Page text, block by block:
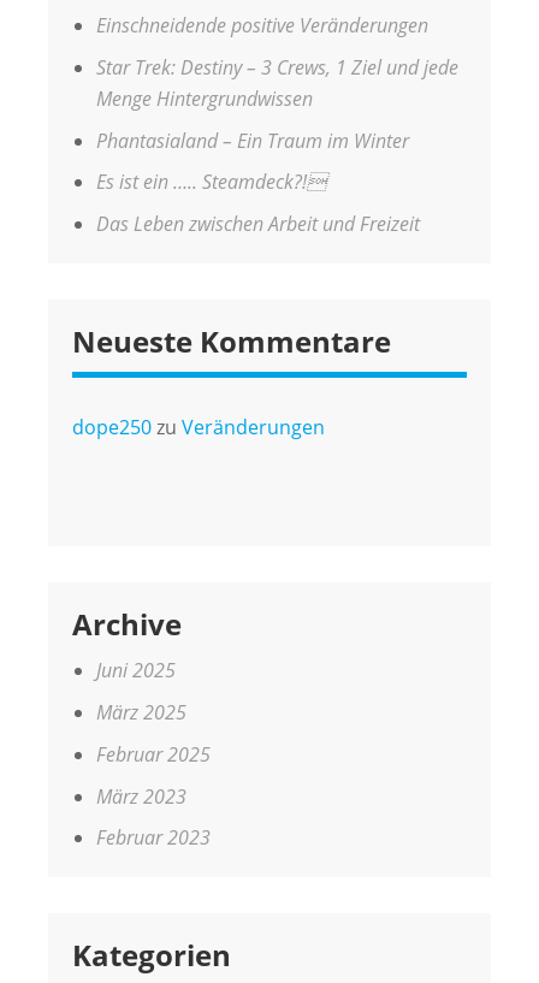
Einschneidende positive Veränderungen
Star Trek: Destiny – 3 Crews, 1 Ziel und jede
Menge Hintergrundwissen
Phantasialand – Ein Traum im Winter
Es ist ein ….. Steamdeck?!
Das Leben zwischen Arbeit und Freizeit
Neueste Kommentare
dope250zu Veränderungen
Archive
Juni 2025
März 2025
Februar 2025
März 2023
Februar 2023
Kategorien